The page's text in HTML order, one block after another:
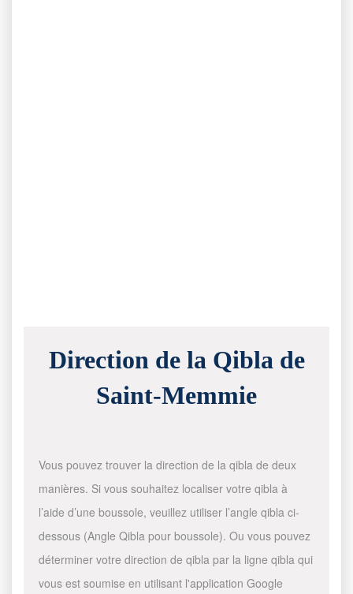
Direction de la Qibla de
Saint-Memmie
Vous pouvez trouver la direction de la qibla de deux
manières. Si vous souhaitez localiser votre qibla à
l’aide d’une boussole, veuillez utiliser l’angle qibla ci-
dessous (Angle Qibla pour boussole). Ou vous pouvez
déterminer votre direction de qibla par la ligne qibla qui
vous est soumise en utilisant l'application Google